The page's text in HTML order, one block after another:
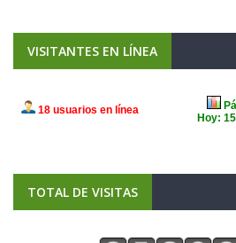
VISITANTES EN LÍNEA
TOTAL DE VISITAS